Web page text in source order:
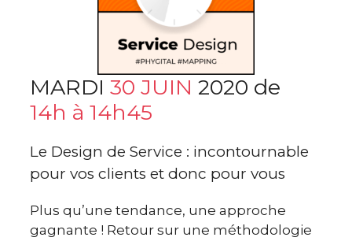
MARDI 30 JUIN 2020 de
14h à 14h45
Le Design de Service : incontournable
pour vos clients et donc pour vous
Plus qu’une tendance, une approche
gagnante ! Retour sur une méthodologie